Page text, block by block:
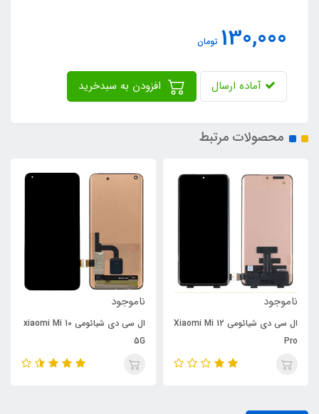
130,000 تومان
آماده ارسال
محصولات مرتبط
ناموجود
ال سی دی شیائومی Xiaomi Mi 12
Pro
ناموجود
ال سی دی شیائومی xiaomi Mi 10
5G